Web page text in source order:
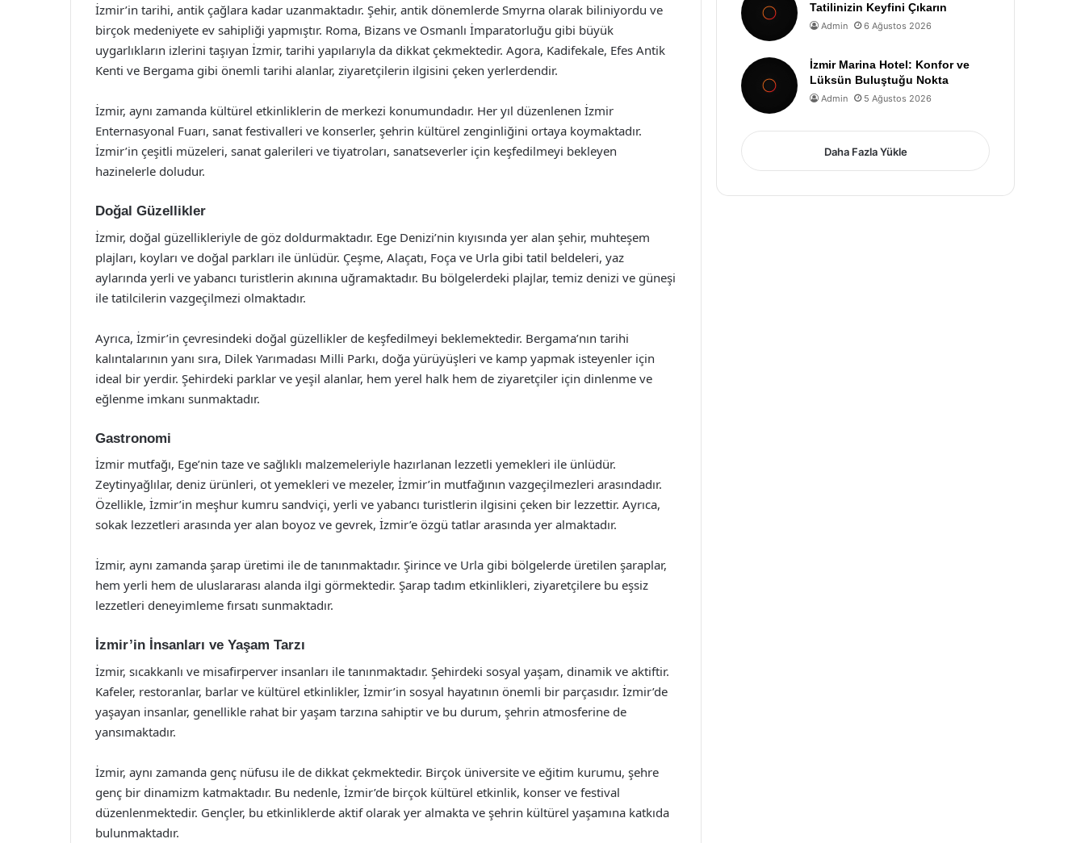
İzmir’in tarihi, antik çağlara kadar uzanmaktadır. Şehir, antik dönemlerde Smyrna olarak biliniyordu ve
birçok medeniyete ev sahipliği yapmıştır. Roma, Bizans ve Osmanlı İmparatorluğu gibi büyük
uygarlıkların izlerini taşıyan İzmir, tarihi yapılarıyla da dikkat çekmektedir. Agora, Kadifekale, Efes Antik
Kenti ve Bergama gibi önemli tarihi alanlar, ziyaretçilerin ilgisini çeken yerlerdendir.
İzmir, aynı zamanda kültürel etkinliklerin de merkezi konumundadır. Her yıl düzenlenen İzmir
Enternasyonal Fuarı, sanat festivalleri ve konserler, şehrin kültürel zenginliğini ortaya koymaktadır.
İzmir’in çeşitli müzeleri, sanat galerileri ve tiyatroları, sanatseverler için keşfedilmeyi bekleyen
hazinelerle doludur.
Doğal Güzellikler
İzmir, doğal güzellikleriyle de göz doldurmaktadır. Ege Denizi’nin kıyısında yer alan şehir, muhteşem
plajları, koyları ve doğal parkları ile ünlüdür. Çeşme, Alaçatı, Foça ve Urla gibi tatil beldeleri, yaz
aylarında yerli ve yabancı turistlerin akınına uğramaktadır. Bu bölgelerdeki plajlar, temiz denizi ve güneşi
ile tatilcilerin vazgeçilmezi olmaktadır.
Ayrıca, İzmir’in çevresindeki doğal güzellikler de keşfedilmeyi beklemektedir. Bergama’nın tarihi
kalıntalarının yanı sıra, Dilek Yarımadası Milli Parkı, doğa yürüyüşleri ve kamp yapmak isteyenler için
ideal bir yerdir. Şehirdeki parklar ve yeşil alanlar, hem yerel halk hem de ziyaretçiler için dinlenme ve
eğlenme imkanı sunmaktadır.
Gastronomi
İzmir mutfağı, Ege’nin taze ve sağlıklı malzemeleriyle hazırlanan lezzetli yemekleri ile ünlüdür.
Zeytinyağlılar, deniz ürünleri, ot yemekleri ve mezeler, İzmir’in mutfağının vazgeçilmezleri arasındadır.
Özellikle, İzmir’in meşhur kumru sandviçi, yerli ve yabancı turistlerin ilgisini çeken bir lezzettir. Ayrıca,
sokak lezzetleri arasında yer alan boyoz ve gevrek, İzmir’e özgü tatlar arasında yer almaktadır.
İzmir, aynı zamanda şarap üretimi ile de tanınmaktadır. Şirince ve Urla gibi bölgelerde üretilen şaraplar,
hem yerli hem de uluslararası alanda ilgi görmektedir. Şarap tadım etkinlikleri, ziyaretçilere bu eşsiz
lezzetleri deneyimleme fırsatı sunmaktadır.
İzmir’in İnsanları ve Yaşam Tarzı
İzmir, sıcakkanlı ve misafirperver insanları ile tanınmaktadır. Şehirdeki sosyal yaşam, dinamik ve aktiftir.
Kafeler, restoranlar, barlar ve kültürel etkinlikler, İzmir’in sosyal hayatının önemli bir parçasıdır. İzmir’de
yaşayan insanlar, genellikle rahat bir yaşam tarzına sahiptir ve bu durum, şehrin atmosferine de
yansımaktadır.
İzmir, aynı zamanda genç nüfusu ile de dikkat çekmektedir. Birçok üniversite ve eğitim kurumu, şehre
genç bir dinamizm katmaktadır. Bu nedenle, İzmir’de birçok kültürel etkinlik, konser ve festival
düzenlenmektedir. Gençler, bu etkinliklerde aktif olarak yer almakta ve şehrin kültürel yaşamına katkıda
bulunmaktadır.
Tatilinizin Keyfini Çıkarın
Admin 6 Ağustos 2026
İzmir Marina Hotel: Konfor ve
Lüksün Buluştuğu Nokta
Admin 5 Ağustos 2026
Daha Fazla Yükle